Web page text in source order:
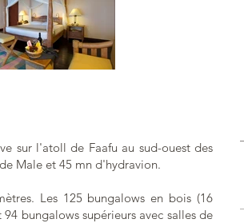
sur l'atoll de Faafu au sud-ouest des
Male et 45 mn d'hydravion.
Les 125 bungalows en bois (16
bungalows supérieurs avec salles de